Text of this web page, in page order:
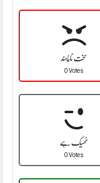
سخت نا پسند
0 Votes
ٹھیک ہے
0 Votes